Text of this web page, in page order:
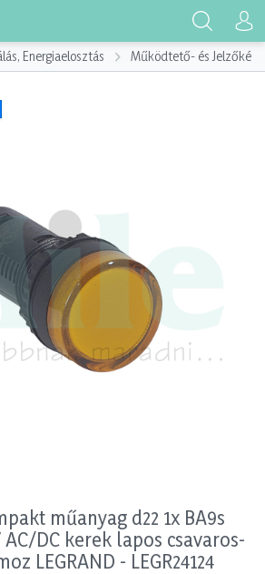
Energiaelosztás Működtető- és
műanyag d22 1x BA9s
AC/DC kerek lapos csavaros-
LEGRAND - LEGR24124